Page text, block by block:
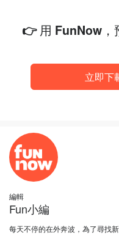
👉 用 FunNow，
立即下
編輯
Fun小編
每天不停的在外奔波，為了尋找